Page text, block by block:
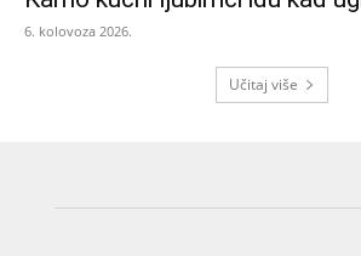
6. kolovoza 2026.
Učitaj više